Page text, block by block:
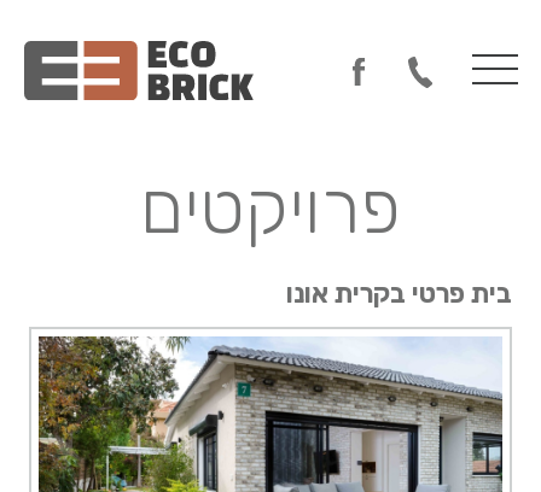
פרויקטים
בית פרטי בקרית אונו